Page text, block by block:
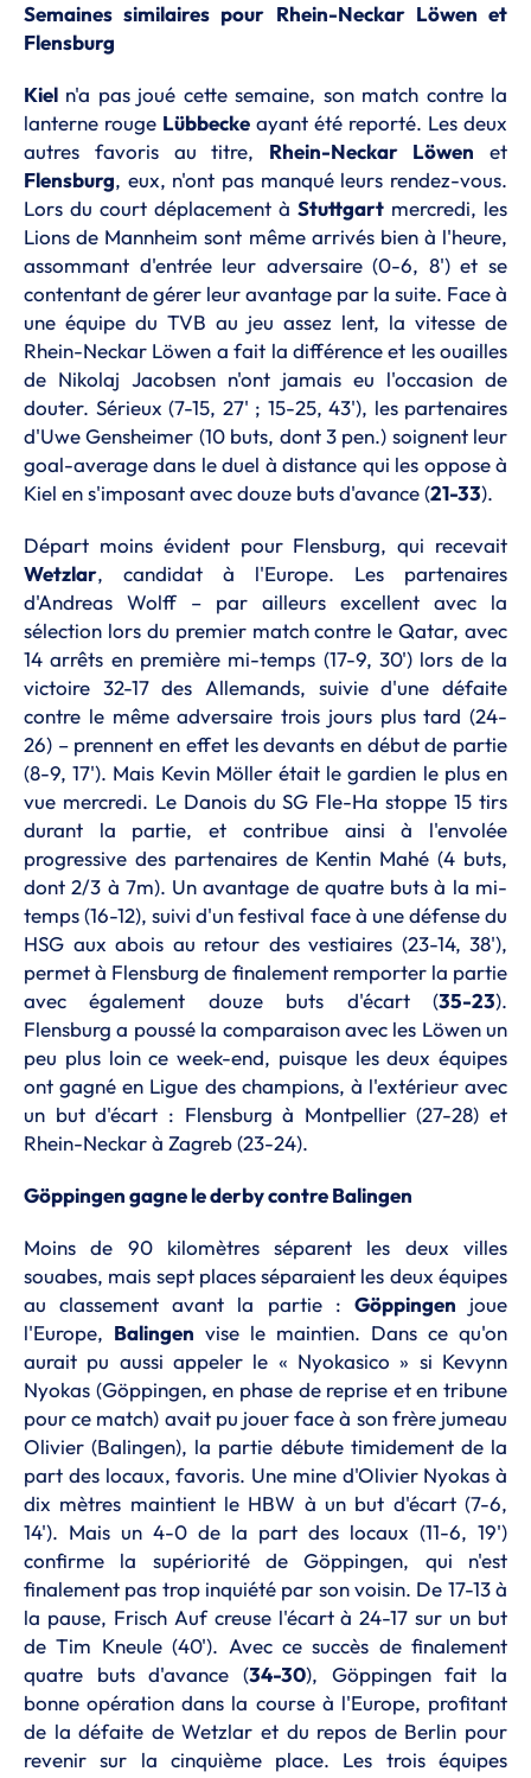
Semaines similaires pour Rhein-Neckar Löwen et
Flensburg
Kiel n'a pas joué cette semaine, son match contre la
lanterne rouge Lübbecke ayant été reporté. Les deux
autres favoris au titre, Rhein-Neckar Löwen et
Flensburg, eux, n'ont pas manqué leurs rendez-vous.
Lors du court déplacement à Stuttgart mercredi, les
Lions de Mannheim sont même arrivés bien à l'heure,
assommant d'entrée leur adversaire (0-6, 8') et se
contentant de gérer leur avantage par la suite. Face à
une équipe du TVB au jeu assez lent, la vitesse de
Rhein-Neckar Löwen a fait la différence et les ouailles
de Nikolaj Jacobsen n'ont jamais eu l'occasion de
douter. Sérieux (7-15, 27' ; 15-25, 43'), les partenaires
d'Uwe Gensheimer (10 buts, dont 3 pen.) soignent leur
goal-average dans le duel à distance qui les oppose à
Kiel en s'imposant avec douze buts d'avance (21-33).
Départ moins évident pour Flensburg, qui recevait
Wetzlar, candidat à l'Europe. Les partenaires
d'Andreas Wolff – par ailleurs excellent avec la
sélection lors du premier match contre le Qatar, avec
14 arrêts en première mi-temps (17-9, 30') lors de la
victoire 32-17 des Allemands, suivie d'une défaite
contre le même adversaire trois jours plus tard (24-
26) – prennent en effet les devants en début de partie
(8-9, 17'). Mais Kevin Möller était le gardien le plus en
vue mercredi. Le Danois du SG Fle-Ha stoppe 15 tirs
durant la partie, et contribue ainsi à l'envolée
progressive des partenaires de Kentin Mahé (4 buts,
dont 2/3 à 7m). Un avantage de quatre buts à la mi-
temps (16-12), suivi d'un festival face à une défense du
HSG aux abois au retour des vestiaires (23-14, 38'),
permet à Flensburg de finalement remporter la partie
avec également douze buts d'écart (35-23).
Flensburg a poussé la comparaison avec les Löwen un
peu plus loin ce week-end, puisque les deux équipes
ont gagné en Ligue des champions, à l'extérieur avec
un but d'écart : Flensburg à Montpellier (27-28) et
Rhein-Neckar à Zagreb (23-24).
Göppingen gagne le derby contre Balingen
Moins de 90 kilomètres séparent les deux villes
souabes, mais sept places séparaient les deux équipes
au classement avant la partie : Göppingen joue
l'Europe, Balingen vise le maintien. Dans ce qu'on
aurait pu aussi appeler le « Nyokasico » si Kevynn
Nyokas (Göppingen, en phase de reprise et en tribune
pour ce match) avait pu jouer face à son frère jumeau
Olivier (Balingen), la partie débute timidement de la
part des locaux, favoris. Une mine d'Olivier Nyokas à
dix mètres maintient le HBW à un but d'écart (7-6,
14'). Mais un 4-0 de la part des locaux (11-6, 19')
confirme la supériorité de Göppingen, qui n'est
finalement pas trop inquiété par son voisin. De 17-13 à
la pause, Frisch Auf creuse l'écart à 24-17 sur un but
de Tim Kneule (40'). Avec ce succès de finalement
quatre buts d'avance (34-30), Göppingen fait la
bonne opération dans la course à l'Europe, profitant
de la défaite de Wetzlar et du repos de Berlin pour
revenir sur la cinquième place. Les trois équipes